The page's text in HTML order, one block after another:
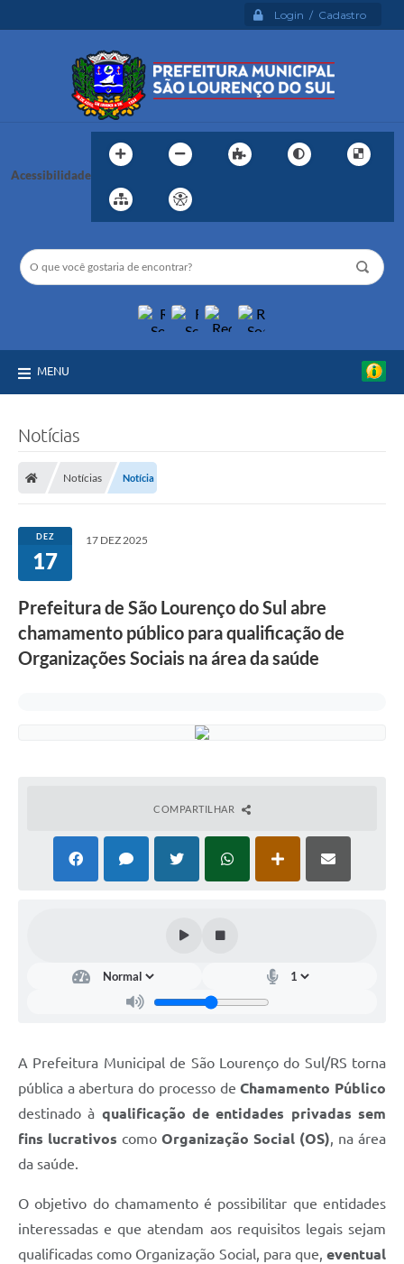
Login / Cadastro
Acessibilidade
MENU
Notícias
Notícias Notícia
DEZ
17
17 DEZ 2025
Prefeitura de São Lourenço do Sul abre
chamamento público para qualificação de
Organizações Sociais na área da saúde
COMPARTILHAR
A Prefeitura Municipal de São Lourenço do Sul/RS torna
pública a abertura do processo deChamamento Público
destinado à qualificação de entidades privadas sem
fins lucrativos como Organização Social (OS), na área
da saúde.
O objetivo do chamamento é possibilitar que entidades
interessadas e que atendam aos requisitos legais sejam
qualificadas como Organização Social, para que, eventual